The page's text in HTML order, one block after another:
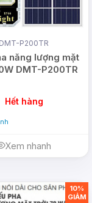
DMT-P200TR
năng lượng mặt
DMT-P200TR
Hết hàng
Xem nhanh
10%
GIẢM